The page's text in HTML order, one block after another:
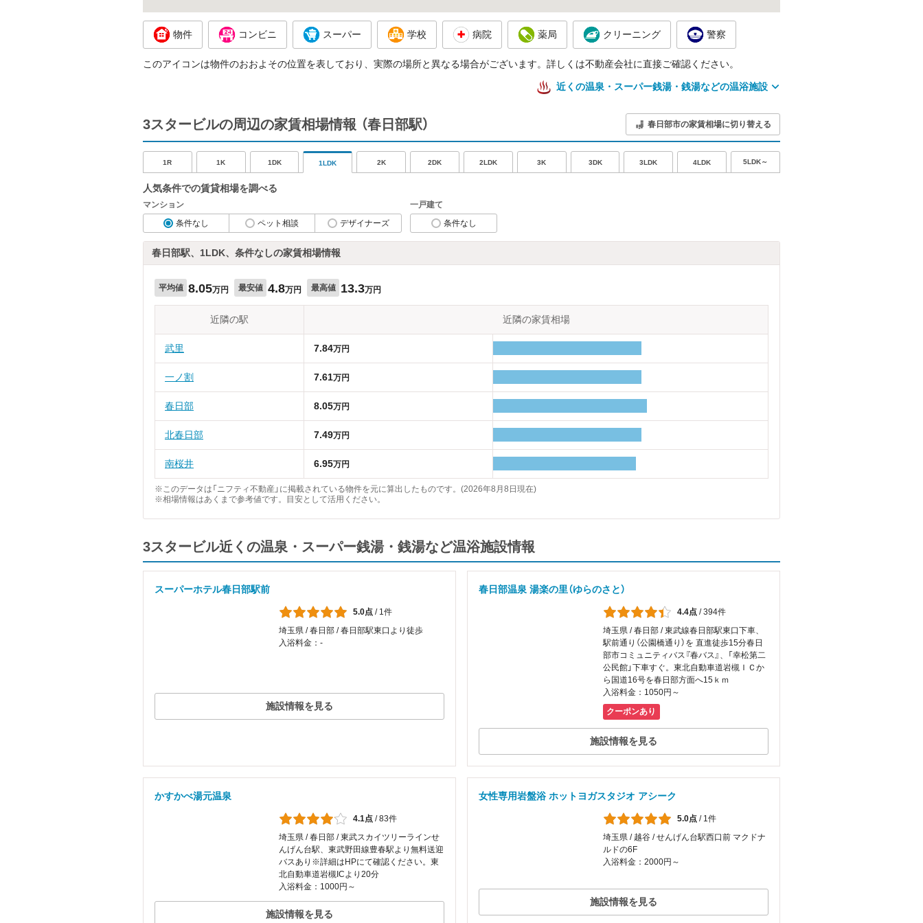
物件 コンビニ スーパー 学校 病院 薬局 クリーニング 警察
このアイコンは物件のおおよその位置を表しており、実際の場所と異なる場合がございます。詳しくは不動産会社に直接ご確認ください。
近くの温泉・スーパー銭湯・銭湯などの温浴施設
3スタービルの周辺の家賃相場情報 （春日部駅） 春日部市の家賃相場に切り替える
1R 1K 1DK 1LDK 2K 2DK 2LDK 3K 3DK 3LDK 4LDK 5LDK～
人気条件での賃貸相場を調べる
マンション
条件なし
ペット相談 デザイナーズ
一戸建て
条件なし
春日部駅、1LDK、条件なしの家賃相場情報
平均値 8.05万円 最安値 4.8万円 最高値 13.3万円
近隣の駅 近隣の家賃相場
武里 7.84万円
一ノ割 7.61万円
春日部 8.05万円
北春日部 7.49万円
南桜井 6.95万円
※このデータは「ニフティ不動産」に掲載されている物件を元に算出したものです。(2026年8月8日現在)
※相場情報はあくまで参考値です。目安として活用ください。
3スタービル近くの温泉・スーパー銭湯・銭湯など温浴施設情報
スーパーホテル春日部駅前
5.0点 / 1件
埼玉県 / 春日部 / 春日部駅東口より徒歩
入浴料金：-
施設情報を見る
春日部温泉 湯楽の里（ゆらのさと）
4.4点 /394件
埼玉県 / 春日部 / 東武線春日部駅東口下車、
駅前通り（公園橋通り）を 直進徒歩15分春日
部市コミュニティバス『春バス』、「幸松第二
公民館」下車すぐ。東北自動車道岩槻ＩＣか
ら国道16号を春日部方面へ15ｋｍ
入浴料金：1050円～
クーポンあり
施設情報を見る
かすかべ湯元温泉
4.1点 /83件
埼玉県 / 春日部 / 東武スカイツリーラインせ
んげん台駅、東武野田線豊春駅より無料送迎
バスあり※詳細はHPにて確認ください。東
北自動車道岩槻ICより20分
入浴料金：1000円～
施設情報を見る
女性専用岩盤浴 ホットヨガスタジオ アシーク
5.0点 / 1件
埼玉県 / 越谷 / せんげん台駅西口前 マクドナ
ルドの6F
入浴料金：2000円～
施設情報を見る